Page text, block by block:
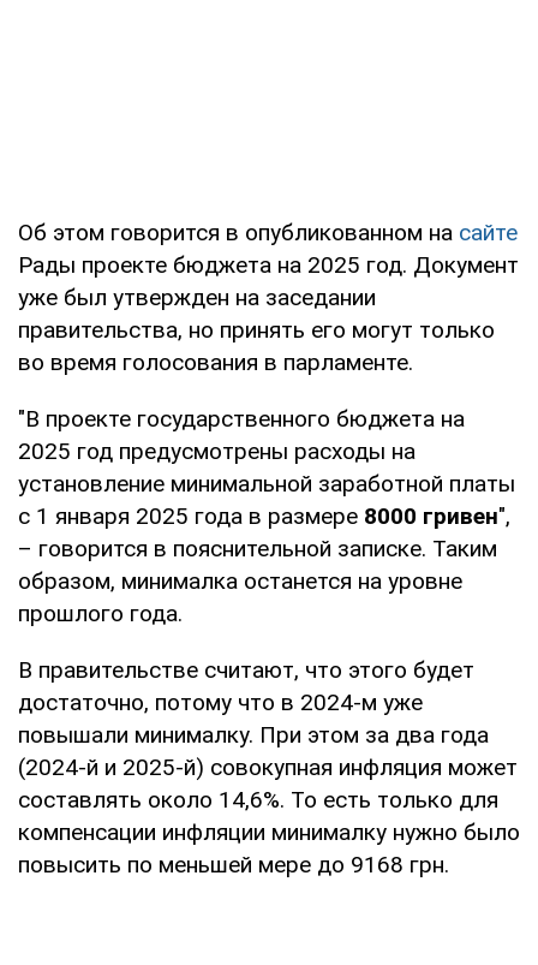
Об этом говорится в опубликованном на сайте
Рады проекте бюджета на 2025 год. Документ
уже был утвержден на заседании
правительства, но принять его могут только
во время голосования в парламенте.
"В проекте государственного бюджета на
2025 год предусмотрены расходы на
установление минимальной заработной платы
с 1 января 2025 года в размере 8000 гривен",
– говорится в пояснительной записке. Таким
образом, минималка останется на уровне
прошлого года.
В правительстве считают, что этого будет
достаточно, потому что в 2024-м уже
повышали минималку. При этом за два года
(2024-й и 2025-й) совокупная инфляция может
составлять около 14,6%. То есть только для
компенсации инфляции минималку нужно было
повысить по меньшей мере до 9168 грн.